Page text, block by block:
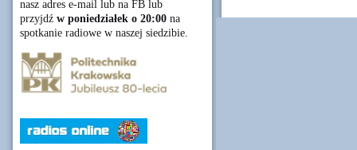
nasz adres e-mail lub na FB lub
przyjdź w poniedziałek o 20:00 na
spotkanie radiowe w naszej siedzibie.